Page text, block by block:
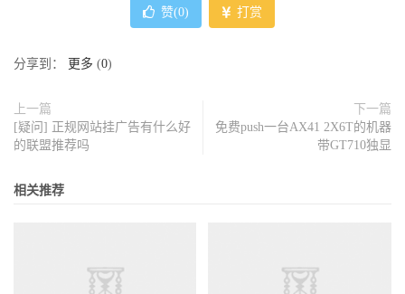
赞(0) 打赏
分享到： 更多 (0)
上一篇
[疑问] 正规网站挂广告有什么好
的联盟推荐吗
下一篇
免费push一台AX41 2X6T的机器
带GT710独显
相关推荐